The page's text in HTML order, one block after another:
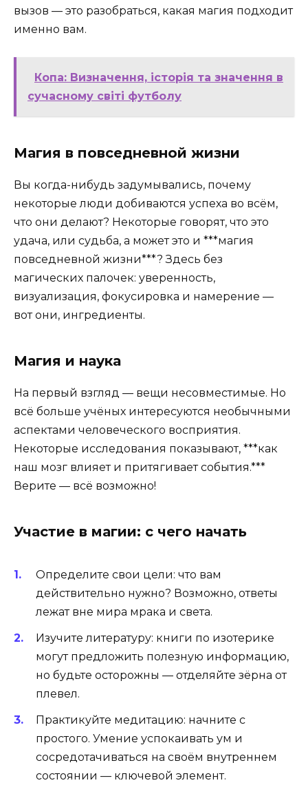
вызов — это разобраться, какая магия подходит
именно вам.
Копа: Визначення, історія та значення в
сучасному світі футболу
Магия в повседневной жизни
Вы когда-нибудь задумывались, почему
некоторые люди добиваются успеха во всём,
что они делают? Некоторые говорят, что это
удача, или судьба, а может это и ***магия
повседневной жизни***? Здесь без
магических палочек: уверенность,
визуализация, фокусировка и намерение —
вот они, ингредиенты.
Магия и наука
На первый взгляд — вещи несовместимые. Но
всё больше учёных интересуются необычными
аспектами человеческого восприятия.
Некоторые исследования показывают, ***как
наш мозг влияет и притягивает события.***
Верите — всё возможно!
Участие в магии: с чего начать
Определите свои цели: что вам
действительно нужно? Возможно, ответы
лежат вне мира мрака и света.
Изучите литературу: книги по изотерике
могут предложить полезную информацию,
но будьте осторожны — отделяйте зёрна от
плевел.
Практикуйте медитацию: начните с
простого. Умение успокаивать ум и
сосредотачиваться на своём внутреннем
состоянии — ключевой элемент.